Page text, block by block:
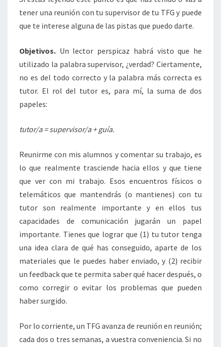
tener una reunión con tu supervisor de tu TFG y puede
que te interese alguna de las pistas que puedo darte.
Objetivos. Un lector perspicaz habrá visto que he
utilizado la palabra supervisor, ¿verdad? Ciertamente,
no es del todo correcto y la palabra más correcta es
tutor. El rol del tutor es, para mí, la suma de dos
papeles:
tutor/a = supervisor/a + guía.
Reunirme con mis alumnos y comentar su trabajo, es
lo que realmente trasciende hacia ellos y que tiene
que ver con mi trabajo. Esos encuentros físicos o
telemáticos que mantendrás (o mantienes) con tu
tutor son realmente importante y en ellos tus
capacidades de comunicación jugarán un papel
importante. Tienes que lograr que (1) tu tutor tenga
una idea clara de qué has conseguido, aparte de los
materiales que le puedes haber enviado, y (2) recibir
un feedback que te permita saber qué hacer después, o
como corregir o evitar los problemas que pueden
haber surgido.
Por lo corriente, un TFG avanza de reunión en reunión;
cada dos o tres semanas, a vuestra conveniencia. Si no